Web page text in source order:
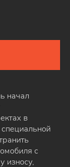
начал
в
с
износу,